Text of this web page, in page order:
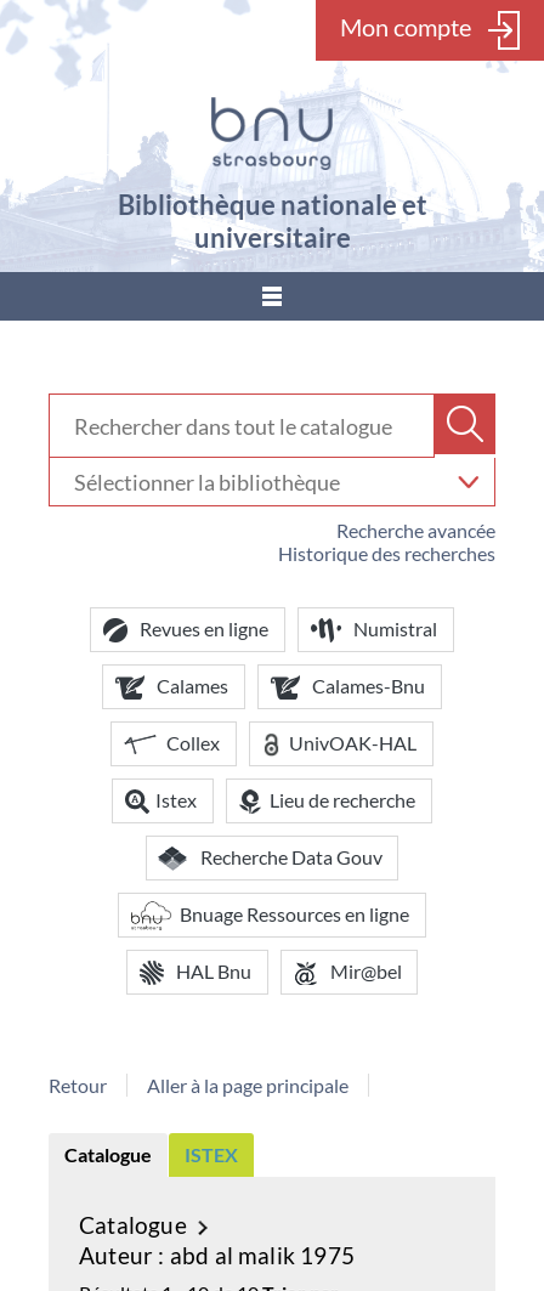
Mon compte
Bibliothèque nationale et
universitaire
???
Recherche avancée
Historique des recherches
votre
bibliothèque
Revues en ligne Numistral
Calames Calames-Bnu
Collex UnivOAK-HAL
Istex Lieu de recherche
Recherche Data Gouv
Bnuage Ressources en ligne
HAL Bnu Mir@bel
Retour Aller à la page principale
Catalogue ISTEX
Catalogue
Auteur
abd al malik 1975